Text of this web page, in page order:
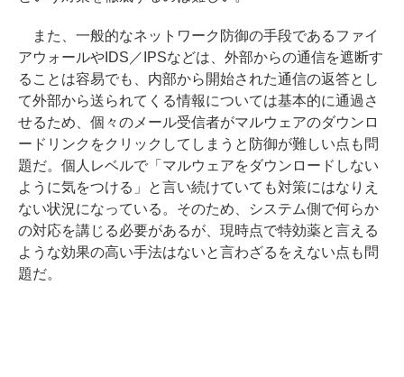
また、一般的なネットワーク防御の手段であるファイ
アウォールやIDS／IPSなどは、外部からの通信を遮断す
ることは容易でも、内部から開始された通信の返答とし
て外部から送られてくる情報については基本的に通過さ
せるため、個々のメール受信者がマルウェアのダウンロ
ードリンクをクリックしてしまうと防御が難しい点も問
題だ。個人レベルで「マルウェアをダウンロードしない
ように気をつける」と言い続けていても対策にはなりえ
ない状況になっている。そのため、システム側で何らか
の対応を講じる必要があるが、現時点で特効薬と言える
ような効果の高い手法はないと言わざるをえない点も問
題だ。